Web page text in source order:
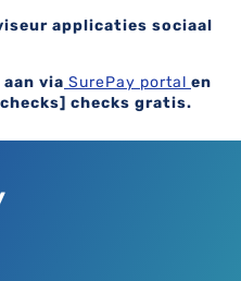
applicaties sociaal
via SurePay portal en
checks gratis.